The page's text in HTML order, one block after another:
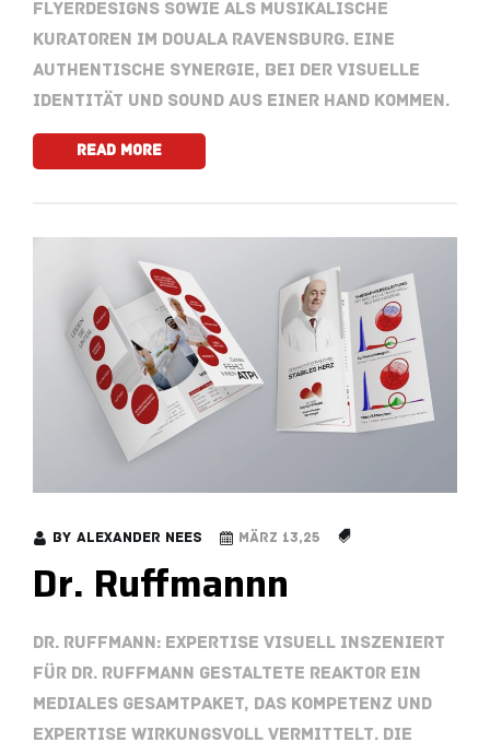
Flyerdesigns sowie als musikalische
Kuratoren im Douala Ravensburg. Eine
authentische Synergie, bei der visuelle
Identität und Sound aus einer Hand kommen.
Read More
by Alexander Nees März 13,25
Dr. Ruffmannn
Dr. Ruffmann: Expertise visuell inszeniert
Für Dr. Ruffmann gestaltete Reaktor ein
mediales Gesamtpaket, das Kompetenz und
Expertise wirkungsvoll vermittelt. Die